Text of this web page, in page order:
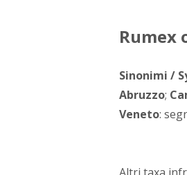
Rumex
Sinonimi /
Abruzzo;
Veneto: